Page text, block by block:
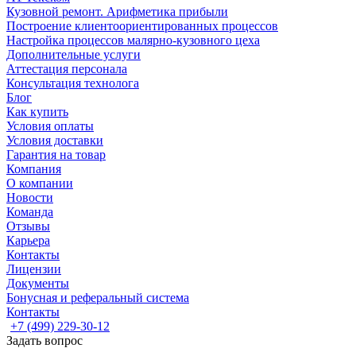
Кузовной ремонт. Арифметика прибыли
Построение клиентоориентированных процессов
Настройка процессов малярно-кузовного цеха
Дополнительные услуги
Аттестация персонала
Консультация технолога
Блог
Как купить
Условия оплаты
Условия доставки
Гарантия на товар
Компания
О компании
Новости
Команда
Отзывы
Карьера
Контакты
Лицензии
Документы
Бонусная и реферальный система
Контакты
+7 (499) 229-30-12
Задать вопрос